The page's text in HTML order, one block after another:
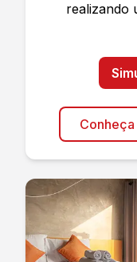
realizando